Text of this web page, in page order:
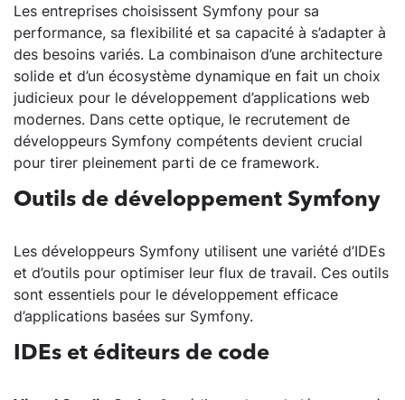
Les entreprises choisissent Symfony pour sa
performance, sa flexibilité et sa capacité à s’adapter à
des besoins variés. La combinaison d’une architecture
solide et d’un écosystème dynamique en fait un choix
judicieux pour le développement d’applications web
modernes. Dans cette optique, le recrutement de
développeurs Symfony compétents devient crucial
pour tirer pleinement parti de ce framework.
Outils de développement Symfony
Les développeurs Symfony utilisent une variété d’IDEs
et d’outils pour optimiser leur flux de travail. Ces outils
sont essentiels pour le développement efficace
d’applications basées sur Symfony.
IDEs et éditeurs de code